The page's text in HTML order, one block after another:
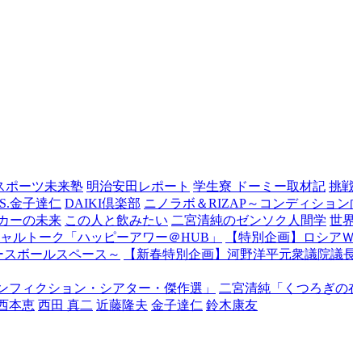
ポーツ未来塾 明治安田レポート 学生寮 ドーミー取材記 挑
金子達仁 DAIKI倶楽部 ニノラボ＆RIZAP～コンディション
ーの未来 この人と飲みたい 二宮清純のゼンソク人間学 世
ルトーク「ハッピーアワー＠HUB」
【特別企画】ロシア
ボールスペース～ 【新春特別企画】河野洋平元衆議院議
フィクション・シアター・傑作選」
二宮清純「くつろぎの
本恵 西田 真二 近藤隆夫 金子達仁 鈴木康友